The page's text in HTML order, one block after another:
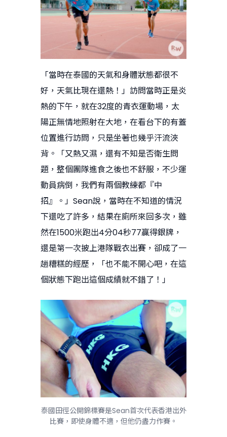
「當時在泰國的天氣和身體狀態都很不
好，天氣比現在還熱！」訪問當時正是炎
熱的下午，就在32度的青衣運動場，太
陽正無情地照射在大地，在看台下的有蓋
位置進行訪問，只是坐著也幾乎汗流浹
背。「又熱又濕，還有不知是否衛生問
題，整個團隊進食之後也不舒服，不少運
動員病倒，我們有兩個教練都『中
招』。」Sean說，當時在不知道的情況
下還吃了許多，結果在廁所來回多次，雖
然在1500米跑出4分04秒77贏得銀牌，
還是第一次披上港隊戰衣出賽，卻成了一
趟糟糕的經歷，「也不能不開心吧，在這
個狀態下跑出這個成績就不錯了！」
泰國田徑公開錦標賽是Sean首次代表香港出外
比賽，即使身體不適，但他仍盡力作賽。